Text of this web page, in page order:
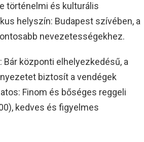
történelmi és kulturális
helyszín: Budapest szívében, a
nevezetességekhez.
központi elhelyezkedésű, a
biztosít a vendégek
Finom és bőséges reggeli
kedves és figyelmes